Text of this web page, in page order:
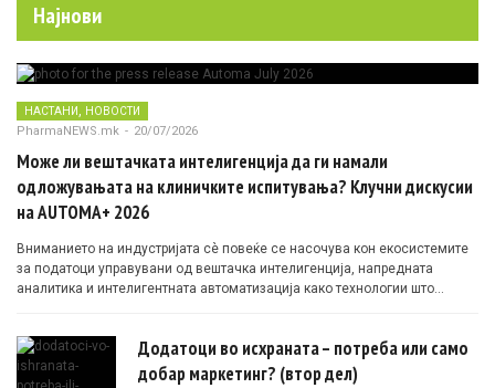
Најнови
НАСТАНИ, НОВОСТИ
PharmaNEWS.mk - 20/07/2026
Може ли вештачката интелигенција да ги намали
одложувањата на клиничките испитувања? Клучни дискусии
на AUTOMA+ 2026
Вниманието на индустријата сè повеќе се насочува кон екосистемите
за податоци управувани од вештачка интелигенција, напредната
аналитика и интелигентната автоматизација како технологии што
Додатоци во исхраната – потреба или само
добар маркетинг? (втор дел)